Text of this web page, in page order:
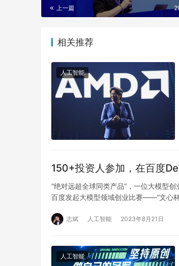
上一篇
相关推荐
人工智能
150+投资人参加，在百度
“绝对远超全球同类产品”，一位大模型
百度发起大模型领域创业比赛——“文心
志斌 人工智能 2023年8月21日
人工智能